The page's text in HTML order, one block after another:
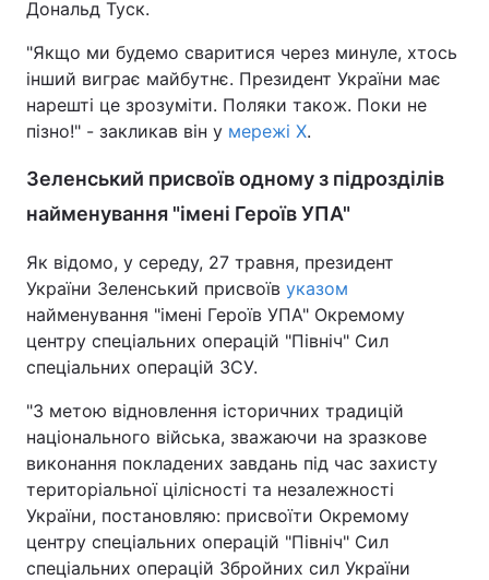
Дональд Туск.
"Якщо ми будемо сваритися через минуле, хтось
інший виграє майбутнє. Президент України має
нарешті це зрозуміти. Поляки також. Поки не
пізно!" - закликав він у мережі Х.
Зеленський присвоїв одному з підрозділів
найменування "імені Героїв УПА"
Як відомо, у середу, 27 травня, президент
України Зеленський присвоїв указом
найменування "імені Героїв УПА" Окремому
центру спеціальних операцій "Північ" Сил
спеціальних операцій ЗСУ.
"З метою відновлення історичних традицій
національного війська, зважаючи на зразкове
виконання покладених завдань під час захисту
територіальної цілісності та незалежності
України, постановляю: присвоїти Окремому
центру спеціальних операцій "Північ" Сил
спеціальних операцій Збройних сил України